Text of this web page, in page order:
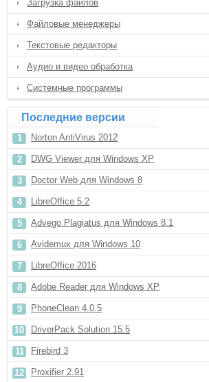
Загрузка файлов
Файловые менеджеры
Текстовые редакторы
Аудио и видео обработка
Системные программы
Последние версии
Norton AntiVirus 2012
DWG Viewer для Windows XP
Doctor Web для Windows 8
LibreOffice 5.2
Advego Plagiatus для Windows 8.1
Avidemux для Windows 10
LibreOffice 2016
Adobe Reader для Windows XP
PhoneClean 4.0.5
DriverPack Solution 15.5
Firebird 3
Proxifier 2.91